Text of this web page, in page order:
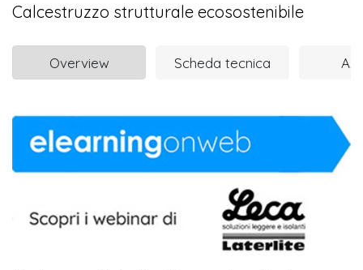
Calcestruzzo strutturale ecosostenibile
Overview Scheda tecnica